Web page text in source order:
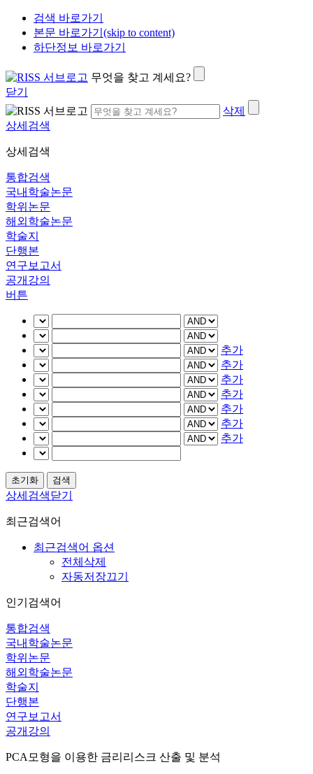
검색 바로가기
본문 바로가기(skip to content)
하단정보 바로가기
무엇을 찾고 계세요?
닫기
삭제
상세검색
상세검색
통합검색
국내학술논문
학위논문
해외학술논문
학술지
단행본
연구보고서
공개강의
버튼
추가
추가
추가
추가
추가
추가
추가
상세검색닫기
최근검색어
최근검색어 옵션
전체삭제
자동저장끄기
인기검색어
통합검색
국내학술논문
학위논문
해외학술논문
학술지
단행본
연구보고서
공개강의
PCA모형을 이용한 금리리스크 산출 및 분석